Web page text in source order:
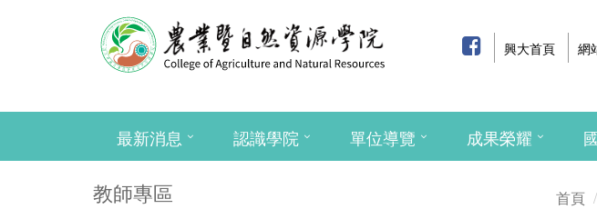
興大首頁 網
最新消息 認識學院 單位導覽 成果榮耀
教師專區 首頁